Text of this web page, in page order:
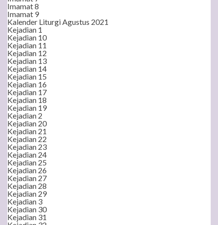
Imamat 8
Imamat 9
Kalender Liturgi Agustus 2021
Kejadian 1
Kejadian 10
Kejadian 11
Kejadian 12
Kejadian 13
Kejadian 14
Kejadian 15
Kejadian 16
Kejadian 17
Kejadian 18
Kejadian 19
Kejadian 2
Kejadian 20
Kejadian 21
Kejadian 22
Kejadian 23
Kejadian 24
Kejadian 25
Kejadian 26
Kejadian 27
Kejadian 28
Kejadian 29
Kejadian 3
Kejadian 30
Kejadian 31